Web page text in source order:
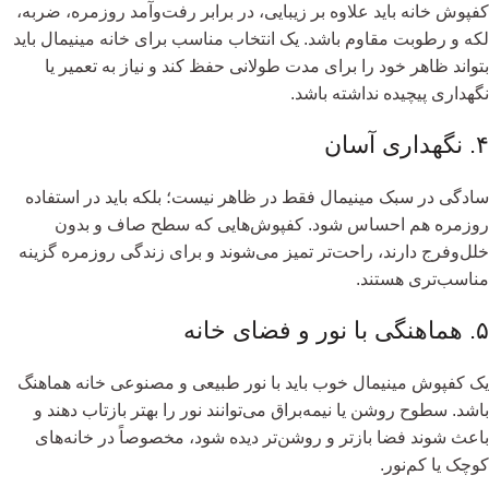
کفپوش خانه باید علاوه بر زیبایی، در برابر رفت‌وآمد روزمره، ضربه،
لکه و رطوبت مقاوم باشد. یک انتخاب مناسب برای خانه مینیمال باید
بتواند ظاهر خود را برای مدت طولانی حفظ کند و نیاز به تعمیر یا
نگهداری پیچیده نداشته باشد.
۴. نگهداری آسان
سادگی در سبک مینیمال فقط در ظاهر نیست؛ بلکه باید در استفاده
روزمره هم احساس شود. کفپوش‌هایی که سطح صاف و بدون
خلل‌وفرج دارند، راحت‌تر تمیز می‌شوند و برای زندگی روزمره گزینه
مناسب‌تری هستند.
۵. هماهنگی با نور و فضای خانه
یک کفپوش مینیمال خوب باید با نور طبیعی و مصنوعی خانه هماهنگ
باشد. سطوح روشن یا نیمه‌براق می‌توانند نور را بهتر بازتاب دهند و
باعث شوند فضا بازتر و روشن‌تر دیده شود، مخصوصاً در خانه‌های
کوچک یا کم‌نور.